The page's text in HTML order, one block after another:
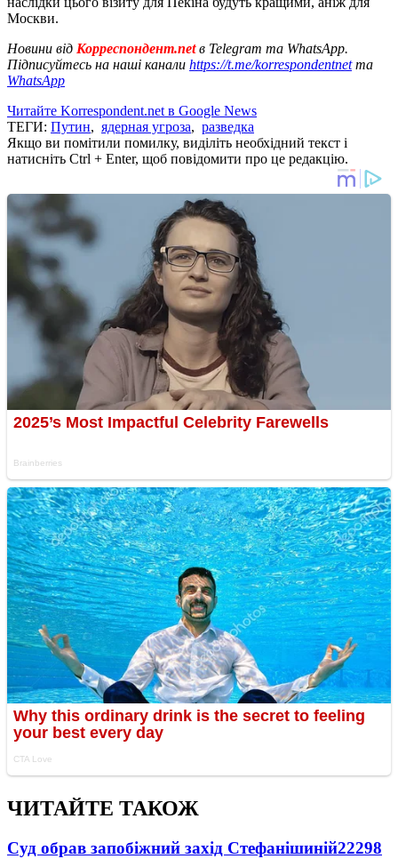
Москви.
Новини від Корреспондент.netв Telegram та WhatsApp.
Підписуйтесь на наші канали https://t.me/korrespondentnetта
WhatsApp
Читайте Korrespondent.net в Google News
ТЕГИ: Путин, ядерная угроза, разведка
Якщо ви помітили помилку, виділіть необхідний текст і
натисніть Ctrl + Enter, щоб повідомити про це редакцію.
ЧИТАЙТЕ ТАКОЖ
Суд обрав запобіжний захід Стефанішиній22298